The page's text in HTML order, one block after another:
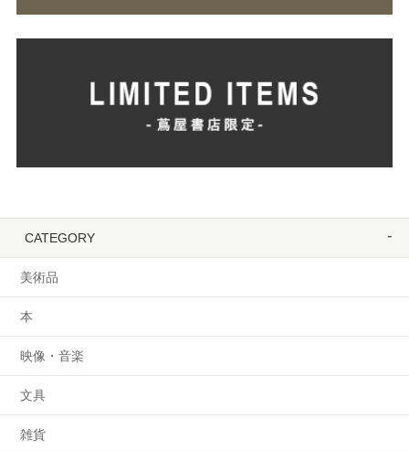
CATEGORY
美術品
本
映像・音楽
文具
雑貨